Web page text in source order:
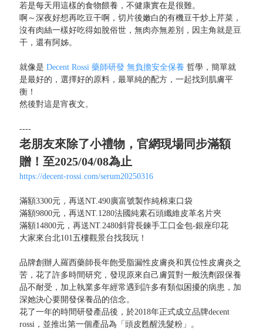
若是每天用這樣的食物餵養，不健康實在是很難。
啊～深夜好想再吃豆干啊，切片後嫩白的有機豆干炒上芹菜，
沒有肉絲一樣好吃得如脫俗世，無肉亦無差別，因主角就是豆
干，還有阿姊。
就像是 Decent Rossi 藥師研發 無負擔安全保養 哲學，簡單就
是最好的，選擇好的原料，最單純的配方，一起找到肌膚平
衡！
然後對這是宵夜文。
----
老朋友來除了小禮物，官網現場同步滿額
贈！至2025/04/08為止
https://decent-rossi.com/serum20250316
滿額3300元，再送NT.490廣富號製作純棉束口袋
滿額9800元，再送NT.1280法國純素石頭纖維皮革名片夾
滿額14800元，再送NT.2480斜背長鍊手工口金包-銀座印花
大家來台北101五樓觀景台找我玩！
品牌創辦人羅西藥師長年飽受脂漏性皮膚炎和異位性皮膚炎之
苦，花了許多時間研究，發現原來自己膚質對一般洗劑跟保養
品不耐受，加上執業多年經常遇到許多有類似困擾的病患，加
深她決心要開發保養品的信念。
花了一年的時間研發產品後，於2018年正式成立品牌decent
rossi，並推出第一個產品為「頭皮甦醒洗髮粉」。